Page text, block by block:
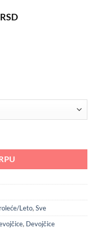
RSDTrenutna
Leto, Sve
, Devojčice